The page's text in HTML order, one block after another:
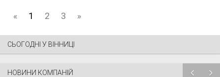
« 1 2 3 »
СЬОГОДНІ У ВІННИЦІ
НОВИНИ КОМПАНІЙ